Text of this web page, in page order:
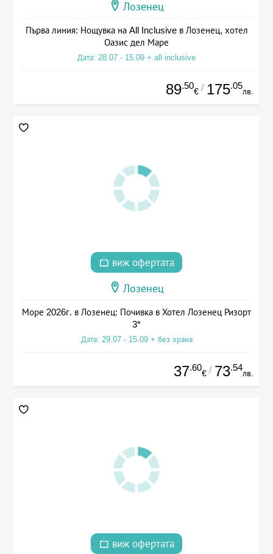
Лозенец
Първа линия: Нощувка на All Inclusive в Лозенец, хотел
Оазис дел Маре
Дата: 28.07 - 15.09 + all inclusive
89.50
€ / 175.05
лв.
виж офертата
Лозенец
Море 2026г. в Лозенец: Почивка в Хотел Лозенец Ризорт
3*
Дата: 29.07 - 15.09 + без храна
37.60
€ / 73.54
лв.
виж офертата